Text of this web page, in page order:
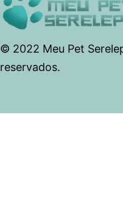
© 2022 Meu Pet
reservados.